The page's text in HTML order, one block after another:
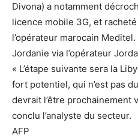
Divona) a notamment
licence mobile 3G, et
l’opérateur marocain
Jordanie via l’opérateur
« L’étape suivante sera la
fort potentiel, qui n’est pas
devrait l’être prochainement
conclu l’analyste du secteur.
AFP